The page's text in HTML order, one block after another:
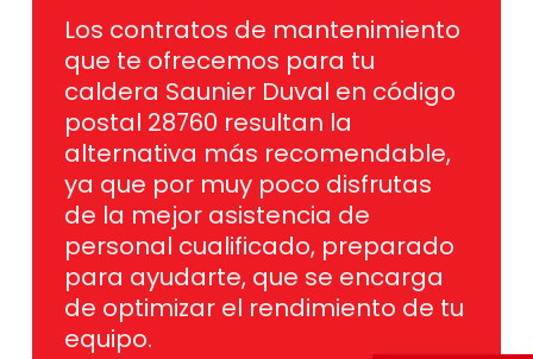
Los contratos de mantenimiento
que te ofrecemos para tu
caldera Saunier Duval en código
postal 28760 resultan la
alternativa más recomendable,
ya que por muy poco disfrutas
de la mejor asistencia de
personal cualificado, preparado
para ayudarte, que se encarga
de optimizar el rendimiento de tu
equipo.